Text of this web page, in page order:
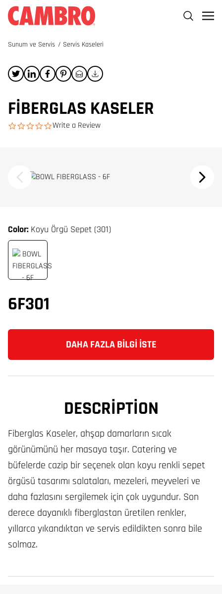
Sunum ve Servis / Servis Kaseleri
FIBERGLAS KASELER
0.0 star rating
Write a Review
Color: Koyu Örgü Sepet (301)
6F301
DAHA FAZLA BILGI İSTE
DESCRIPTION
Fiberglas Kaseler, ahşap damarların sıcak
görünümünü her masaya taşır. Catering ve
büfelerde cazip bir seçenek olan koyu renkli sepet
örgüsü tasarımı salataları, mezeleri, meyveleri ve
daha fazlasını sergilemek için çok uygundur. Son
derece dayanıklı fiberglastan üretilen renkler,
yıllarca yıkandıktan ve servis edildikten sonra bile
solmaz.